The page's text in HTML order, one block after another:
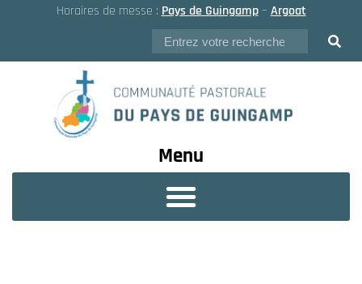
Horaires de messe : Pays de Guingamp– Argoat
Menu